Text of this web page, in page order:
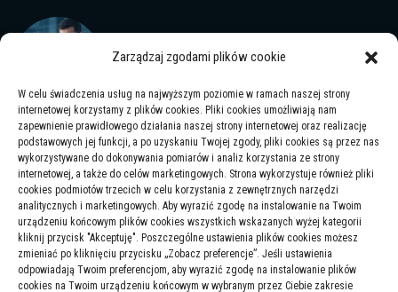
Zarządzaj zgodami plików cookie
W celu świadczenia usług na najwyższym poziomie w ramach naszej strony
internetowej korzystamy z plików cookies. Pliki cookies umożliwiają nam
zapewnienie prawidłowego działania naszej strony internetowej oraz realizację
podstawowych jej funkcji, a po uzyskaniu Twojej zgody, pliki cookies są przez nas
wykorzystywane do dokonywania pomiarów i analiz korzystania ze strony
internetowej, a także do celów marketingowych. Strona wykorzystuje również pliki
cookies podmiotów trzecich w celu korzystania z zewnętrznych narzędzi
analitycznych i marketingowych. Aby wyrazić zgodę na instalowanie na Twoim
urządzeniu końcowym plików cookies wszystkich wskazanych wyżej kategorii
kliknij przycisk "Akceptuję". Poszczególne ustawienia plików cookies możesz
zmieniać po kliknięciu przycisku „Zobacz preferencje”. Jeśli ustawienia
odpowiadają Twoim preferencjom, aby wyrazić zgodę na instalowanie plików
cookies na Twoim urządzeniu końcowym w wybranym przez Ciebie zakresie
zwiększyć szanse
Jak odzyskać kobietę – sekrety skutecznego powrotu
16/01/2025
Kredyt dla samozatrudnionych na skali podatkowej – jak
liczyć zdolność